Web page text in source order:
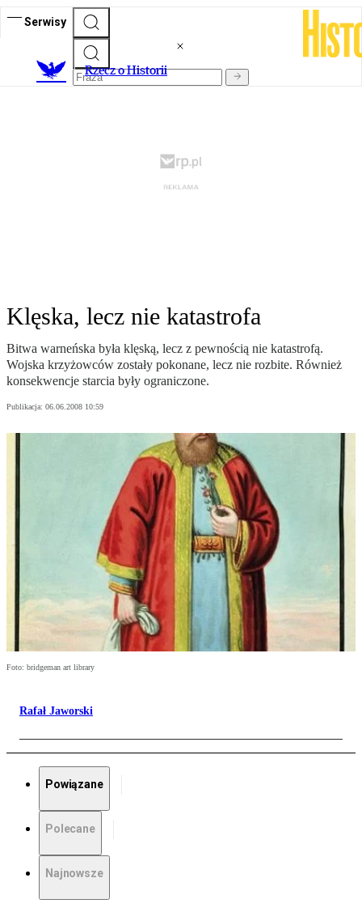
Serwisy
Rzecz o Historii
Klęska, lecz nie katastrofa
Bitwa warneńska była klęską, lecz z pewnością nie katastrofą.
Wojska krzyżowców zostały pokonane, lecz nie rozbite. Również
konsekwencje starcia były ograniczone.
Publikacja: 06.06.2008 10:59
Foto: bridgeman art library
Rafał Jaworski
Powiązane
Polecane
Najnowsze